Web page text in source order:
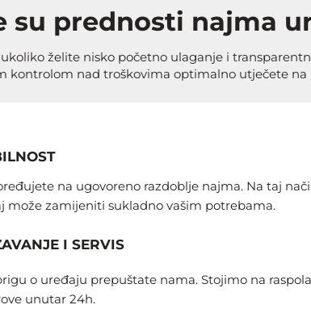
su prednosti najma
želite nisko početno ulaganje i
kontrolom nad troškovima optimalno utječete na
na ugovoreno razdoblje najma. Na taj
može zamijeniti sukladno vašim potrebama.
I SERVIS
o uređaju prepuštate nama. Stojimo na
unutar 24h.